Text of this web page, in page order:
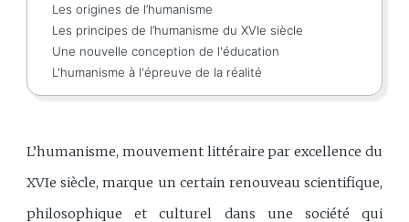
Les origines de l’humanisme
Les principes de l’humanisme du XVIe siècle
Une nouvelle conception de l'éducation
L'humanisme à l'épreuve de la réalité
L’humanisme, mouvement littéraire par excellence du
XVIe siècle, marque un certain renouveau scientifique,
philosophique et culturel dans une société qui